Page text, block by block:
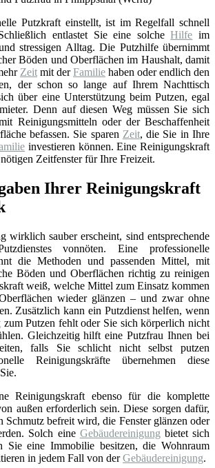
Putzkraft einstellt, ist im Regelfall schnell
entlastet Sie eine solcheHilfe im
stressigen Alltag. Die Putzhilfe übernimmt
Böden und Oberflächen im Haushalt, damit
Zeit mit derFamilie haben oder endlich den
der schon so lange auf Ihrem Nachttisch
über eine Unterstützung beim Putzen, egal
Denn auf diesen Weg müssen Sie sich
Reinigungsmitteln oder der Beschaffenheit
befassen. Sie sparen Zeit, die Sie in Ihre
investieren können. Eine Reinigungskraft
Zeitfenster für Ihre Freizeit.
Ihrer Reinigungskraft
wirklich sauber erscheint, sind entsprechende
vonnöten. Eine professionelle
die Methoden und passenden Mittel, mit
Böden und Oberflächen richtig zu reinigen
weiß, welche Mittel zum Einsatz kommen
wieder glänzen – und zwar ohne
Zusätzlich kann ein Putzdienst helfen, wenn
zum Putzen fehlt oder Sie sich körperlich nicht
Gleichzeitig hilft eine Putzfrau Ihnen bei
falls Sie schlicht nicht selbst putzen
Reinigungskräfte übernehmen diese
Reinigungskraft ebenso für die komplette
außen erforderlich sein. Diese sorgen dafür,
Schmutz befreit wird, die Fenster glänzen oder
Solch eine Gebäudereinigung bietet sich
Sie eine Immobilie besitzen, die Wohnraum
in jedem Fall von derGebäudereinigung.